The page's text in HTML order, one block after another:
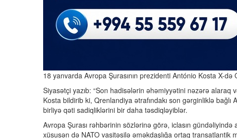
18 yanvarda Avropa Şurasının prezidenti António Kosta X-də
Siyasətçi yazıb: “Son hadisələrin əhəmiyyətini nəzərə alaraq
Kosta bildirib ki, Qrenlandiya ətrafındakı son gərginliklə
birliyə qəti sadiqliklərini bir daha təsdiqləyiblər.
Avropa Şurası rəhbərinin sözlərinə görə, iclasın
xüsusən də NATO vasitəsilə əməkdaşlığa ortaq transatlantik